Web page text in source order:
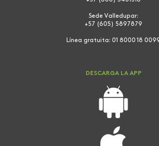
Sede Valledupar:
+57 (605) 5897879
Línea gratuita: 01 8000 18
DESCARGA LA APP